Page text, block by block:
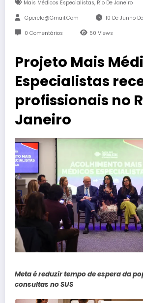
Mais Médicos Especialistas, Rio De Janeiro
Gperelo@gmail.com 10 De Junho
0 Comentários 50 Views
Projeto Mais
Especialistas
profissionais no
Janeiro
Meta é reduzir tempo de espera da
consultas no SUS